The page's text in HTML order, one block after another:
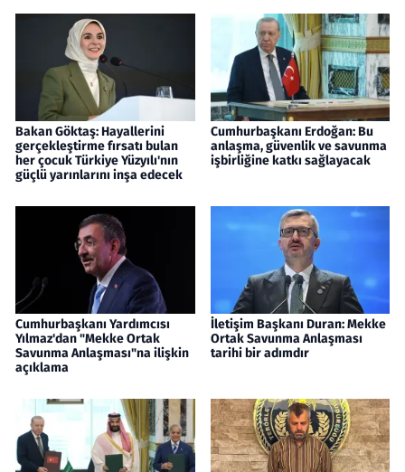
Bakan Göktaş: Hayallerini
gerçekleştirme fırsatı bulan
her çocuk Türkiye Yüzyılı'nın
güçlü yarınlarını inşa edecek
Cumhurbaşkanı Erdoğan: Bu
anlaşma, güvenlik ve savunma
işbirliğine katkı sağlayacak
Cumhurbaşkanı Yardımcısı
Yılmaz'dan "Mekke Ortak
Savunma Anlaşması"na ilişkin
açıklama
İletişim Başkanı Duran: Mekke
Ortak Savunma Anlaşması
tarihi bir adımdır